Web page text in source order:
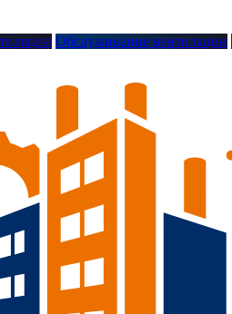
Обслуживание вентиляции